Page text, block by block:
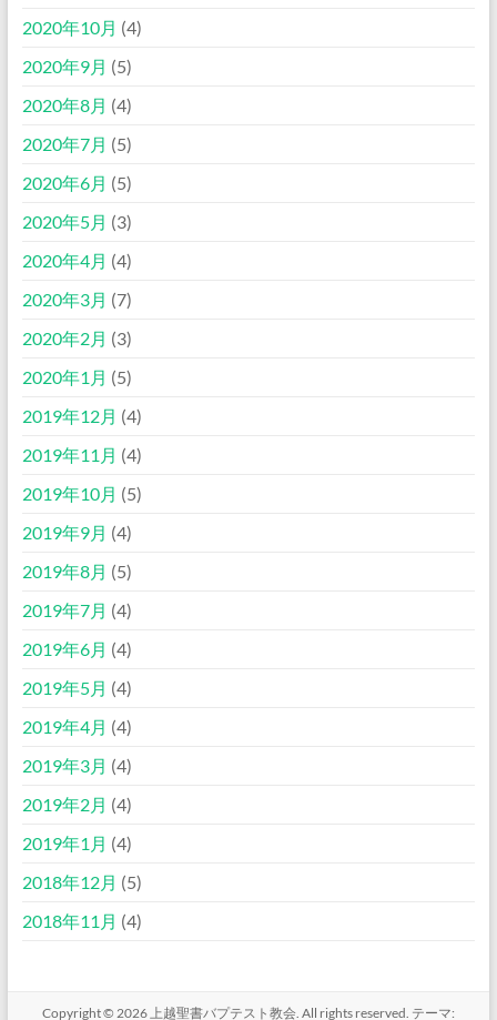
2020年10月 (4)
2020年9月 (5)
2020年8月 (4)
2020年7月 (5)
2020年6月 (5)
2020年5月 (3)
2020年4月 (4)
2020年3月 (7)
2020年2月 (3)
2020年1月 (5)
2019年12月 (4)
2019年11月 (4)
2019年10月 (5)
2019年9月 (4)
2019年8月 (5)
2019年7月 (4)
2019年6月 (4)
2019年5月 (4)
2019年4月 (4)
2019年3月 (4)
2019年2月 (4)
2019年1月 (4)
2018年12月 (5)
2018年11月 (4)
Copyright © 2026上越聖書バプテスト教会. All rights reserved. テーマ: